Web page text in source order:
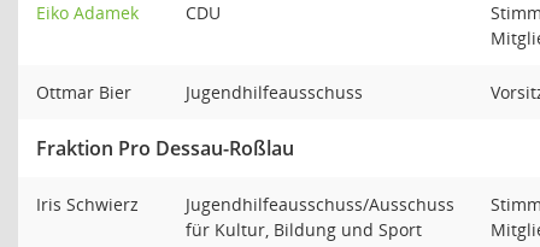
Eiko Adamek CDU
Ottmar Bier Jugendhilfeausschuss
Fraktion Pro Dessau-Roßlau
Iris Schwierz
Jugendhilfeausschuss/Ausschuss
für Kultur, Bildung und Sport